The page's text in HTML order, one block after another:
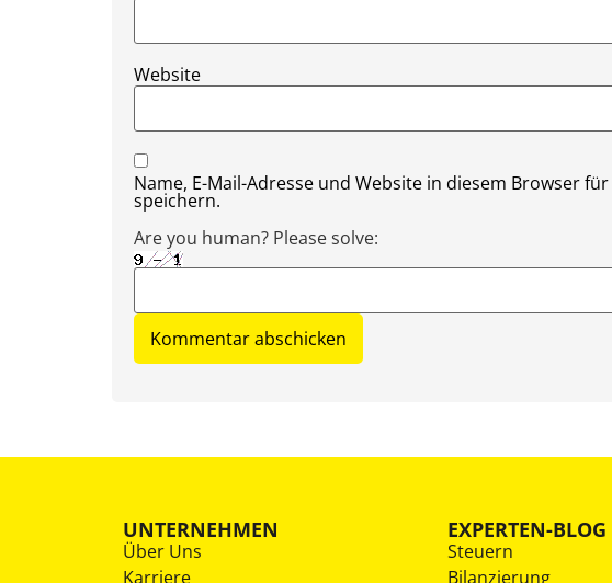
Website
Name, E-Mail-Adresse und Website in diesem Browser
speichern.
Are you human? Please solve:
UNTERNEHMEN
Über Uns
Karriere
EXPERTEN-BLOG
Steuern
Bilanzierung